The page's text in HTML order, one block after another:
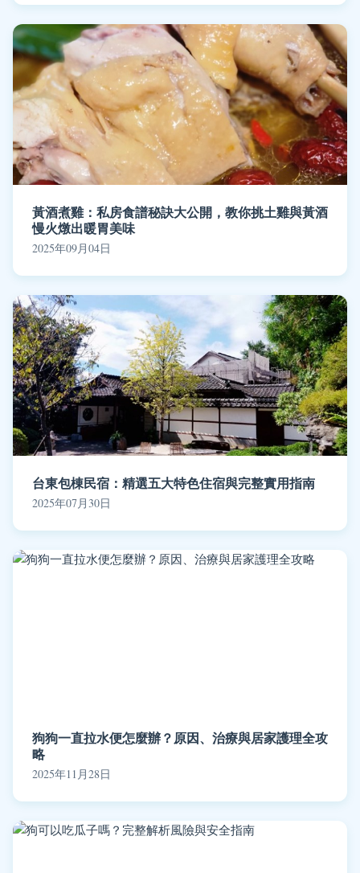
黃酒煮雞：私房食譜秘訣大公開，教你挑土雞與黃酒
慢火燉出暖胃美味
2025年09月04日
台東包棟民宿：精選五大特色住宿與完整實用指南
2025年07月30日
狗狗一直拉水便怎麼辦？原因、治療與居家護理全攻
略
2025年11月28日